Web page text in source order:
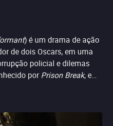
) é um drama de ação
de dois Oscars, em uma
policial e dilemas
por Prison Break, e
que buscam um
uma epidemia de crack.